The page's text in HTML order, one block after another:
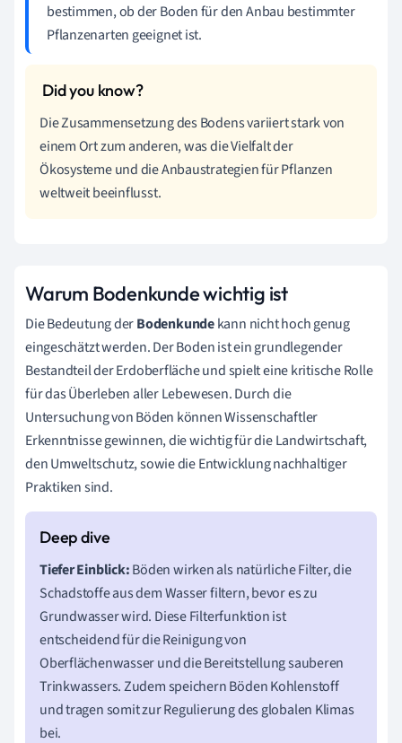
bestimmen, ob der Boden für den Anbau bestimmter
Pflanzenarten geeignet ist.
Die Zusammensetzung des Bodens variiert stark von
einem Ort zum anderen, was die Vielfalt der
Ökosysteme und die Anbaustrategien für Pflanzen
weltweit beeinflusst.
Warum Bodenkunde wichtig ist
Die Bedeutung derBodenkundekann nicht hoch genug
eingeschätzt werden. Der Boden ist ein grundlegender
Bestandteil der Erdoberfläche und spielt eine kritische Rolle
für das Überleben aller Lebewesen. Durch die
Untersuchung von Böden können Wissenschaftler
Erkenntnisse gewinnen, die wichtig für die Landwirtschaft,
den Umweltschutz, sowie die Entwicklung nachhaltiger
Praktiken sind.
Tiefer Einblick:Böden wirken als natürliche Filter, die
Schadstoffe aus dem Wasser filtern, bevor es zu
Grundwasser wird. Diese Filterfunktion ist
entscheidend für die Reinigung von
Oberflächenwasser und die Bereitstellung sauberen
Trinkwassers. Zudem speichern Böden Kohlenstoff
und tragen somit zur Regulierung des globalen Klimas
bei.